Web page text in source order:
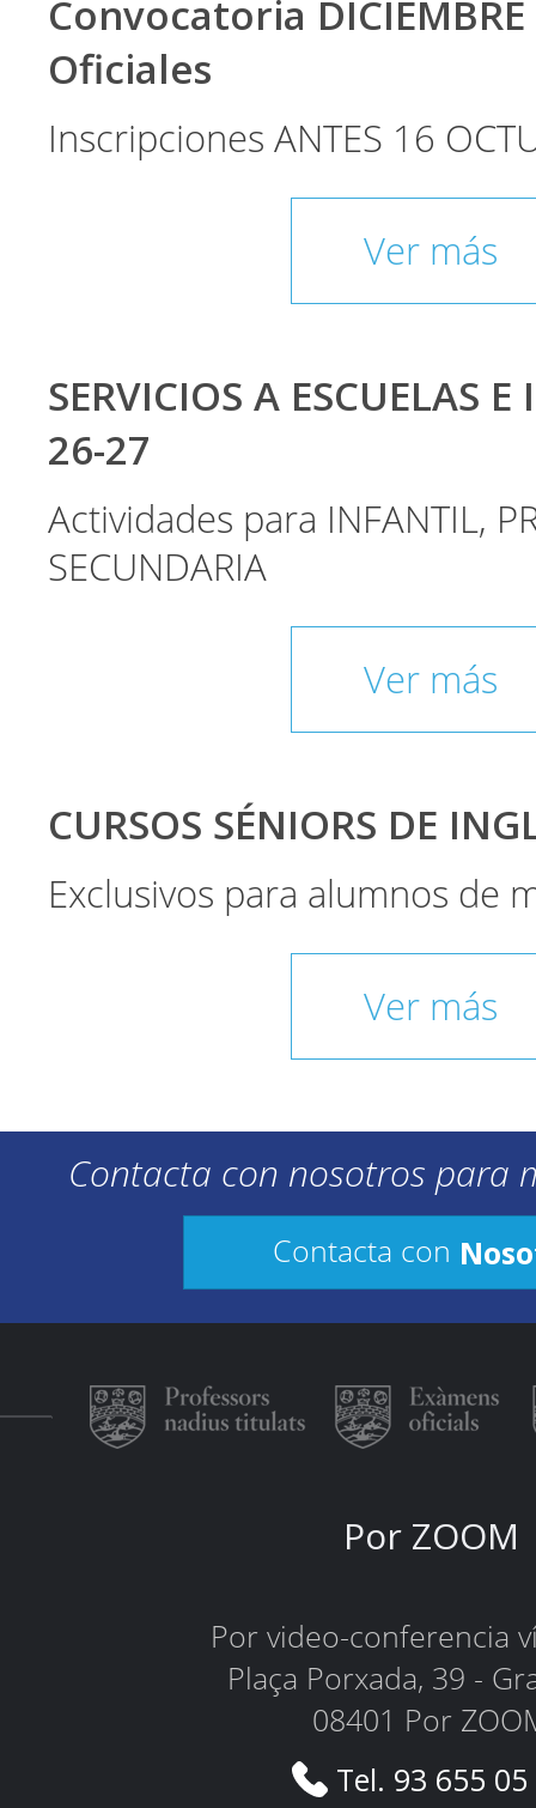
Convocatoria
Oficiales
Inscripciones ANTES 16
Ver más
SERVICIOS A ESCUELAS
26-27
Actividades para INFANTIL,
SECUNDARIA
Ver más
CURSOS SÉNIORS DE
Exclusivos para alumnos de
Ver más
Contacta con nosotros para
Contacta con
Por ZOOM
Por video-conferencia
Plaça Porxada, 39 -
08401 Por
Tel. 93 655